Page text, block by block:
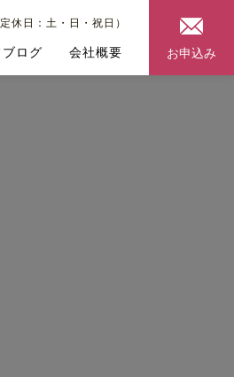
休日：土・日・祝日）
ログ 会社概要 お申込み